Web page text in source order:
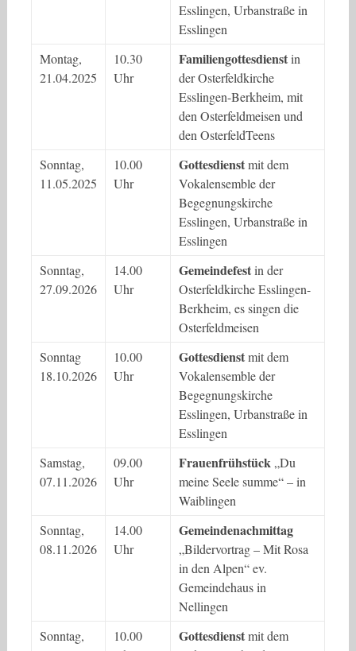
Esslingen, Urbanstraße in
Esslingen
Montag,
21.04.2025
10.30
Uhr
Familiengottesdienstin
der Osterfeldkirche
Esslingen-Berkheim, mit
den Osterfeldmeisen und
den OsterfeldTeens
Sonntag,
11.05.2025
10.00
Uhr
Gottesdienstmit dem
Vokalensemble der
Begegnungskirche
Esslingen, Urbanstraße in
Esslingen
Sonntag,
27.09.2026
14.00
Uhr
Gemeindefestin der
Osterfeldkirche Esslingen-
Berkheim, es singen die
Osterfeldmeisen
Sonntag
18.10.2026
10.00
Uhr
Gottesdienstmit dem
Vokalensemble der
Begegnungskirche
Esslingen, Urbanstraße in
Esslingen
Samstag,
07.11.2026
09.00
Uhr
Frauenfrühstück „Du
meine Seele summe“ – in
Waiblingen
Sonntag,
08.11.2026
14.00
Uhr
Gemeindenachmittag
„Bildervortrag – Mit Rosa
in den Alpen“ ev.
Gemeindehaus in
Nellingen
Sonntag,
10.00
Gottesdienstmit dem